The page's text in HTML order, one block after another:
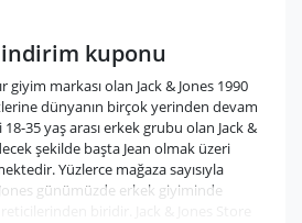
indirim kuponu
giyim markası olan Jack & Jones 1990
dünyanın birçok yerinden devam
35 yaş arası erkek grubu olan Jack &
şekilde başta Jean olmak üzeri
Yüzlerce mağaza sayısıyla
günümüzde erkek giyiminde
biridir. Jack & Jones Store